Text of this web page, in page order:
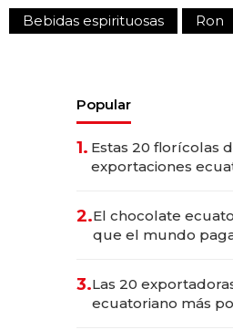
Bebidas espirituosas Ron
Popular
1. Estas 20 florícolas
exportaciones
2.El chocolate
que el mundo
3.Las 20
ecuatoriano más